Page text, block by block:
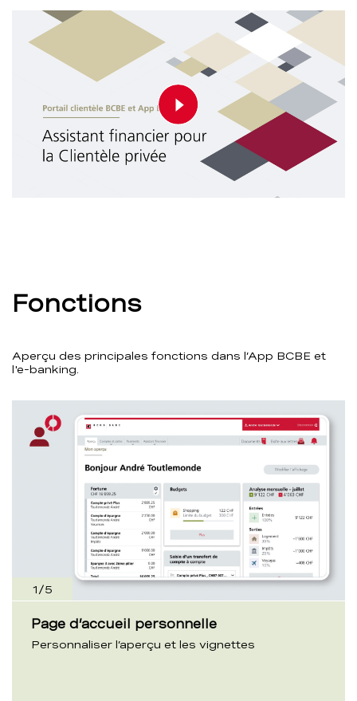
Play video
Fonctions
Aperçu des principales fonctions dans l’App BCBE et
l'e-banking.
Page d’accueil personnelle
Personnaliser l’aperçu et les vignettes
1/5